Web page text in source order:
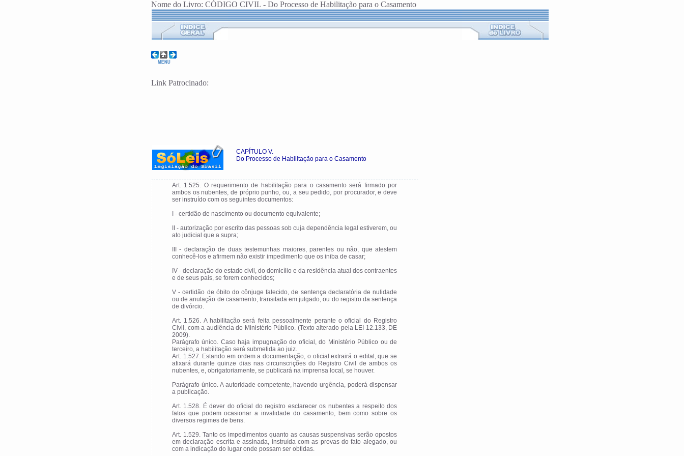
Nome do Livro: CÓDIGO CIVIL - Do Processo de Habilitação para o Casamento
Link Patrocinado:
CAPÍTULO V.
Do Processo de Habilitação para o Casamento
Art. 1.525. O requerimento de habilitação para o casamento será firmado por
ambos os nubentes, de próprio punho, ou, a seu pedido, por procurador, e deve
ser instruído com os seguintes documentos:
I - certidão de nascimento ou documento equivalente;
II - autorização por escrito das pessoas sob cuja dependência legal estiverem, ou
ato judicial que a supra;
III - declaração de duas testemunhas maiores, parentes ou não, que atestem
conhecê-los e afirmem não existir impedimento que os iniba de casar;
IV - declaração do estado civil, do domicílio e da residência atual dos contraentes
e de seus pais, se forem conhecidos;
V - certidão de óbito do cônjuge falecido, de sentença declaratória de nulidade
ou de anulação de casamento, transitada em julgado, ou do registro da sentença
de divórcio.
Art. 1.526. A habilitação será feita pessoalmente perante o oficial do Registro
Civil, com a audiência do Ministério Público. (Texto alterado pela LEI 12.133, DE
2009).
Parágrafo único. Caso haja impugnação do oficial, do Ministério Público ou de
terceiro, a habilitação será submetida ao juiz.
Art. 1.527. Estando em ordem a documentação, o oficial extrairá o edital, que se
afixará durante quinze dias nas circunscrições do Registro Civil de ambos os
nubentes, e, obrigatoriamente, se publicará na imprensa local, se houver.
Parágrafo único. A autoridade competente, havendo urgência, poderá dispensar
a publicação.
Art. 1.528. É dever do oficial do registro esclarecer os nubentes a respeito dos
fatos que podem ocasionar a invalidade do casamento, bem como sobre os
diversos regimes de bens.
Art. 1.529. Tanto os impedimentos quanto as causas suspensivas serão opostos
em declaração escrita e assinada, instruída com as provas do fato alegado, ou
com a indicação do lugar onde possam ser obtidas.